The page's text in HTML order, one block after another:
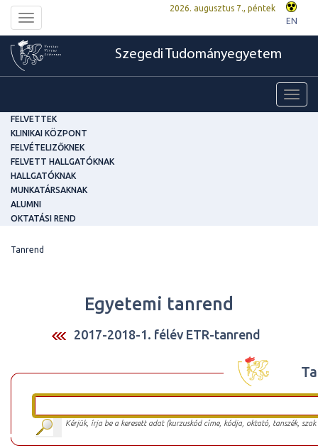
Toggle
navigation
2026. augusztus 7., péntek
EN
Szegedi Tudományegyetem
FELVETTEK
KLINIKAI KÖZPONT
FELVÉTELIZŐKNEK
FELVETT HALLGATÓKNAK
HALLGATÓKNAK
MUNKATÁRSAKNAK
ALUMNI
OKTATÁSI REND
Tanrend
Egyetemi tanrend
2017-2018-1. félév ETR-tanrend
Kérjük, írja be a keresett adat (kurzuskód címe, kódja, oktató, tanszék,